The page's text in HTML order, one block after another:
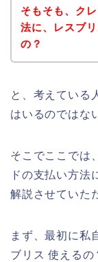
そもそも、ク
法に、レスブ
の？
と、考えている
はいるのではな
そこでここでは
ドの支払い方法
解説させていた
まず、最初に私
ブリス 使える